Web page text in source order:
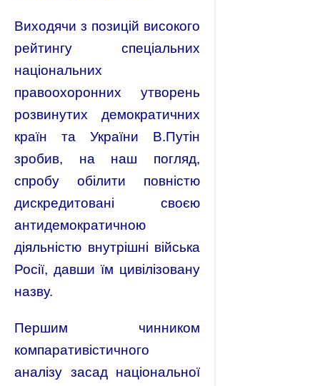
Виходячи з позицій високого
рейтингу спеціальних
національних
правоохоронних утворень
розвинутих демократичних
країн та України В.Путін
зробив, на наш погляд,
спробу обілити повністю
дискредитовані своєю
антидемократичною
діяльністю внутрішні війська
Росії, давши їм цивілізовану
назву.
Першим чинником
компаративістичного
аналізу засад національної